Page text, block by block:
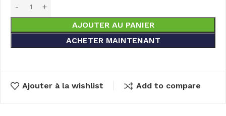
AJOUTER AU PANIER
ACHETER MAINTENANT
Ajouter à la wishlist Add to compare